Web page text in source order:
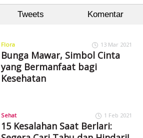
Tweets Komentar
Flora 13 Mar 2021
Bunga Mawar, Simbol Cinta
yang Bermanfaat bagi
Kesehatan
Sehat 1 Feb 2021
15 Kesalahan Saat Berlari: